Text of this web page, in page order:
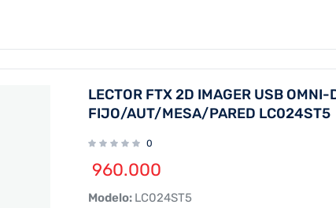
LECTOR FTX 2D IMAGER USB OMNI-
FIJO/AUT/MESA/PARED LC024ST5
0
960.000
Modelo: LC024ST5